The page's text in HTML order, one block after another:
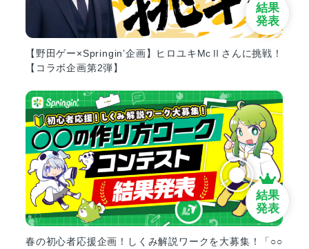
【野田ゲー×Springin’企画】ヒロユキMcⅡさんに挑戦！
【コラボ企画第2弾】
結果
発表
春の初心者応援企画！しくみ解説ワークを大募集！「○○
結果
発表